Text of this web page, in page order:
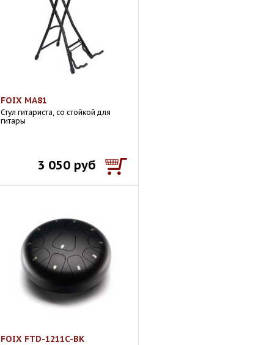
FOIX MA81
Стул гитариста, со стойкой для
гитары
3 050 руб
FOIX FTD-1211C-BK